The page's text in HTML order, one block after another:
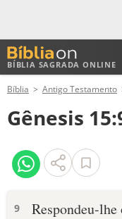
BÍBLIA SAGRADA ONLINE
ANTIGO
NOVO TESTAMENTO
VERSÍCULOS
Bíblia Antigo Testamento
Gênesis
9
Respondeu-